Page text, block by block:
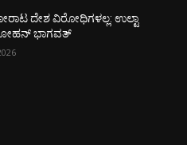
ದೇಶ ವಿರೋಧಿಗಳಲ್ಲ: ಉಲ್ಟಾ
ಭಾಗವತ್